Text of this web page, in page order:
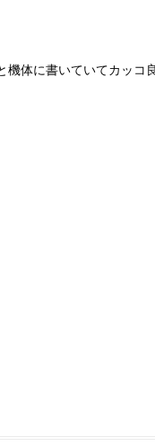
機体に書いていてカッコ